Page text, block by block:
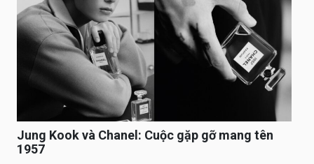
Jung Kook và Chanel: Cuộc gặp gỡ mang tên
1957